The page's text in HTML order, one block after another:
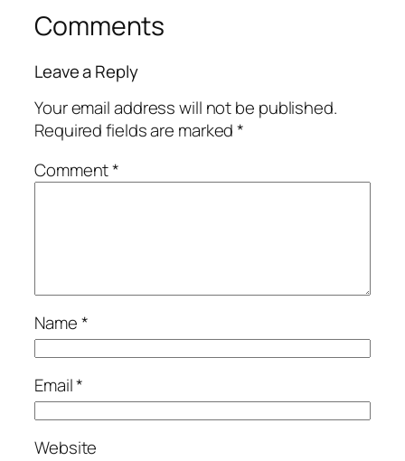
Comments
Leave a Reply
Your email address will not be published.
Required fields are marked*
Comment*
Name*
Email*
Website